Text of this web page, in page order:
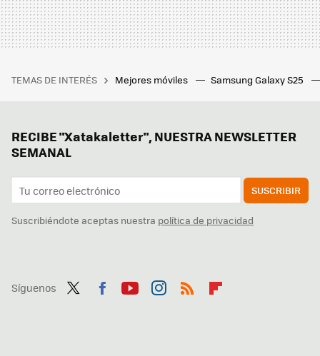
TEMAS DE INTERÉS Mejores móviles Samsung Galaxy S25
RECIBE "Xatakaletter", NUESTRA NEWSLETTER
SEMANAL
SUSCRIBIR
Suscribiéndote aceptas nuestra política de privacidad
Síguenos